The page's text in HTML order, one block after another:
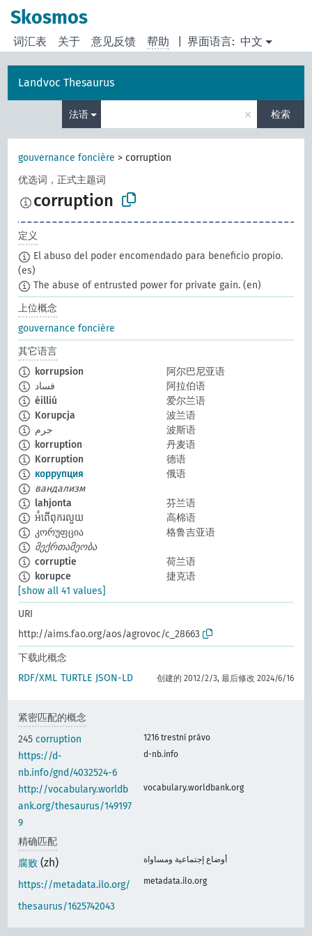
Skosmos
界面语言: 中文
词汇表 关于 意见反馈 帮助
Landvoc Thesaurus
法语 × 检索
gouvernance foncière >corruption
优选词，正式主题词
corruption
定义
El abuso del poder encomendado para beneficio propio.
(es)
The abuse of entrusted power for private gain. (en)
上位概念
gouvernance foncière
其它语言
korrupsion
阿尔巴尼亚语
فساد
阿拉伯语
éilliú
爱尔兰语
Korupcja
波兰语
جرم
波斯语
korruption
丹麦语
Korruption
德语
коррупция
俄语
вандализм
lahjonta
芬兰语
អំពើពុករលួយ
高棉语
კორუფცია
格鲁吉亚语
მექრთამეობა
corruptie
荷兰语
korupce
捷克语
[show all 41 values]
URI
http://aims.fao.org/aos/agrovoc/c_28663
下载此概念
RDF/XML TURTLE JSON-LD 创建的 2012/2/3, 最后修改 2024/6/16
紧密匹配的概念
245corruption 1216 trestní právo
https://d-
nb.info/gnd/4032524-6
d-nb.info
http://vocabulary.worldb
ank.org/thesaurus/149197
9
vocabulary.worldbank.org
精确匹配
腐败 (zh) أوضاع إجتماعية ومساواة
https://metadata.ilo.org/
thesaurus/1625742043
metadata.ilo.org